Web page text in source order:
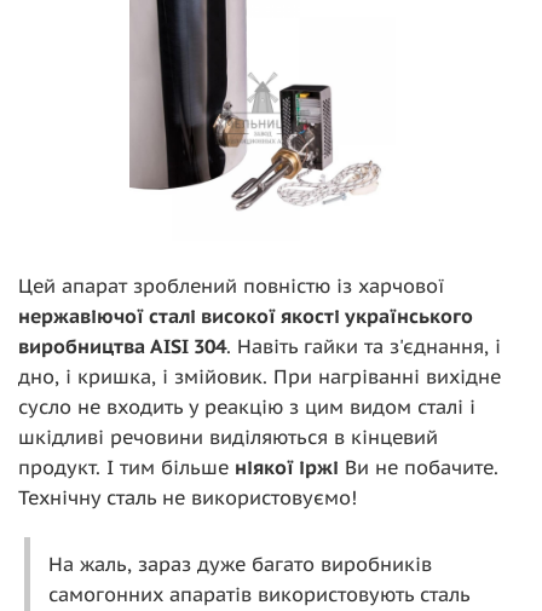
Цей апарат зроблений повністю із харчової
нержавіючої сталі високої якості українського
виробництва AISI 304. Навіть гайки та з'єднання, і
дно, і кришка, і змійовик. При нагріванні вихідне
сусло не входить у реакцію з цим видом сталі і
шкідливі речовини виділяються в кінцевий
продукт. І тим більше ніякої іржі Ви не побачите.
Технічну сталь не використовуємо!
На жаль, зараз дуже багато виробників
самогонних апаратів використовують сталь